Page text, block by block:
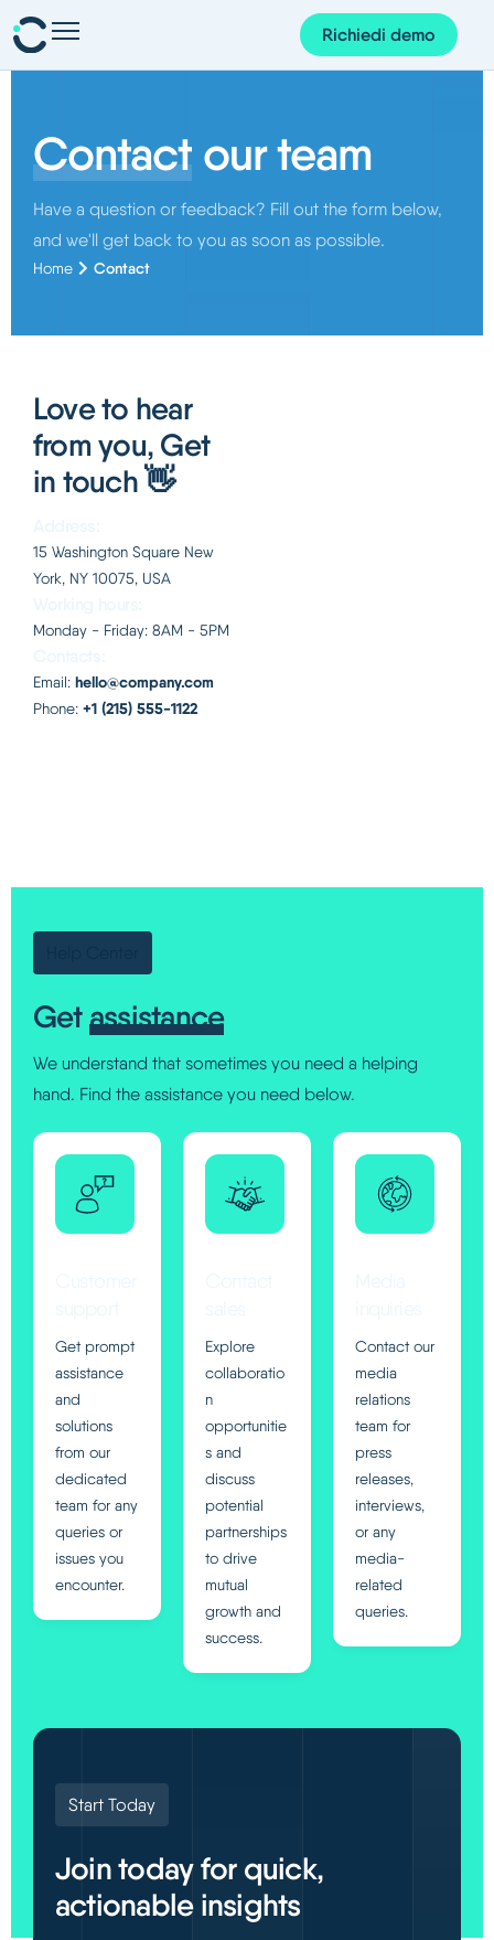
Progetti e finanze
Gestione dei documenti
Corem AI
Blog
Guide
Richiedi demo
Contact our team
Have a question or feedback? Fill out the form below,
and we'll get back to you as soon as possible.
Home Contact
Love to hear
from you, Get
in touch 👋
15 Washington Square New
York, NY 10075, USA
Monday - Friday: 8AM - 5PM
Email: hello@company.com
Phone: +1 (215) 555-1122
Getassistance
We understand that sometimes you need a helping
hand. Find the assistance you need below.
Get prompt
assistance
and
solutions
from our
dedicated
team for any
queries or
issues you
encounter.
Explore
collaboratio
n
opportunitie
s and
discuss
potential
partnerships
to drive
mutual
growth and
success.
Contact our
media
relations
team for
press
releases,
interviews,
or any
media-
related
queries.
Start Today
Join today for quick,
actionable insights